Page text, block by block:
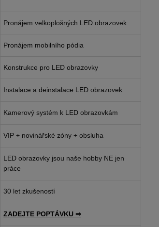
Pronájem velkoplošných LED obrazovek
Pronájem mobilního pódia
Konstrukce pro LED obrazovky
Instalace a deinstalace LED obrazovek
Kamerový systém k LED obrazovkám
VIP + novinářské zóny + obsluha
LED obrazovky jsou naše hobby NE jen
práce
30 let zkušeností
ZADEJTE POPTÁVKU ⇒